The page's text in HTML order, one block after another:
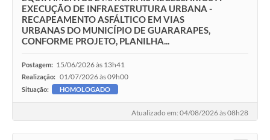
EXECUÇÃO DE INFRAESTRUTURA URBANA -
RECAPEAMENTO ASFÁLTICO EM VIAS
URBANAS DO MUNICÍPIO DE GUARARAPES,
CONFORME PROJETO, PLANILHA...
Postagem: 15/06/2026 às 13h41
Realização: 01/07/2026 às 09h00
Situação: HOMOLOGADO
Atualizado em: 04/08/2026 às 08h28